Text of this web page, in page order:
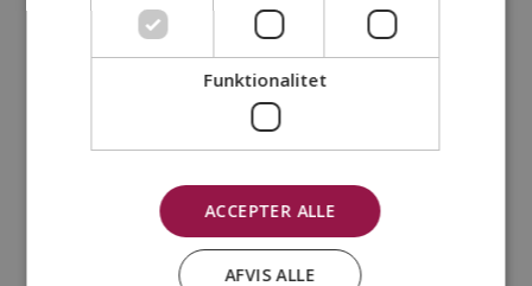
BMW i4 M50 Gran Coupé EL Fully
Charged XDrive 544HK 5d Aut.
Funktionalitet
ACCEPTER ALLE
AFVIS ALLE